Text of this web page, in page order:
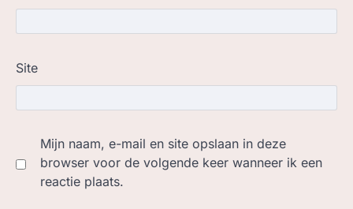
Site
Mijn naam, e-mail en site opslaan in deze
browser voor de volgende keer wanneer ik een
reactie plaats.